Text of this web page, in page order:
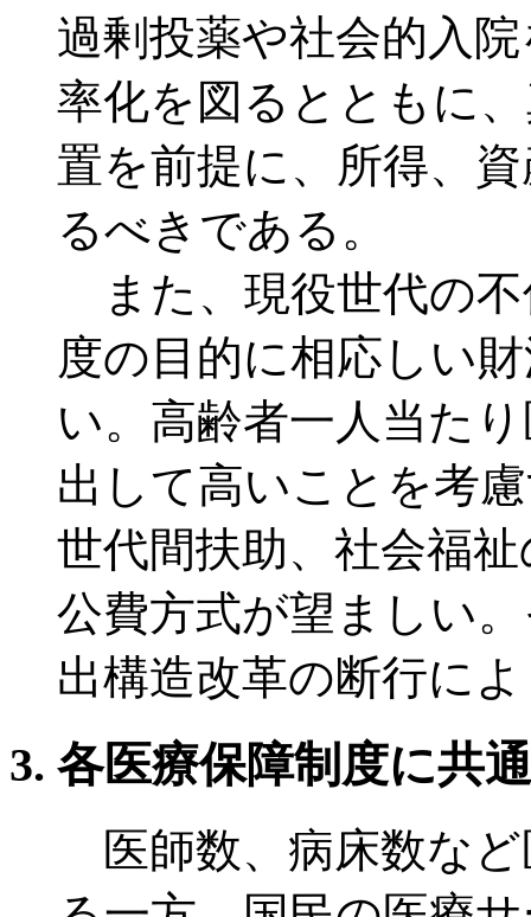
過剰投薬や社会的入
率化を図るとともに
置を前提に、所得、
るべきである。
また、現役世代の
度の目的に相応しい
い。高齢者一人当た
出して高いことを考
世代間扶助、社会福
公費方式が望ましい
出構造改革の断行に
各医療保障制度に共
医師数、病床数など